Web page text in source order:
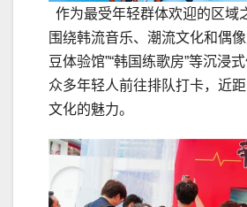
作为最受年轻群体欢迎的区域
围绕韩流音乐、潮流文化和偶
豆体验馆”“韩国练歌房”等沉浸
众多年轻人前往排队打卡，近
文化的魅力。